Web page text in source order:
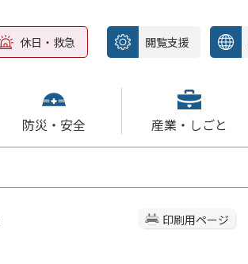
休日・救急 閲覧支援
防災・安全 産業・しごと
印刷用ページ